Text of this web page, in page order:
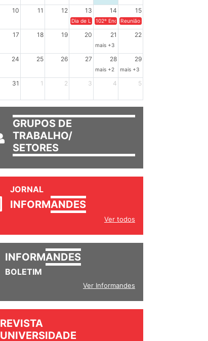
10 11 12 13 14 15
Dia de Luta em Defesa de Cuba e da Soberania dos
102º Encontro da Regional Leste, “Em terra
Reunião GTPE.
17 18 19 20 21 22
mais +3
24 25 26 27 28 29
mais +2 mais +3
31 1 2 3 4 5
GRUPOS DE
TRABALHO/
SETORES
JORNAL
INFORMANDES
Ver todos
INFORMANDES
BOLETIM
Ver Informandes
REVISTA
UNIVERSIDADE